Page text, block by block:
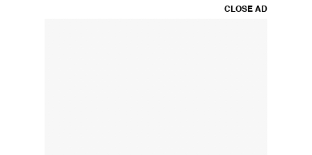
CLOSE AD